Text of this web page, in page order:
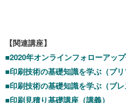
【関連講座】
■2020年オンラインフォローアッ
■印刷技術の基礎知識を学ぶ（プリ
■印刷技術の基礎知識を学ぶ（プレ
■印刷見積り基礎講座（講義）